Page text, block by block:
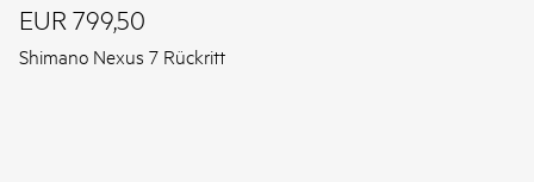
EUR 799,50
Shimano Nexus 7 Rückritt